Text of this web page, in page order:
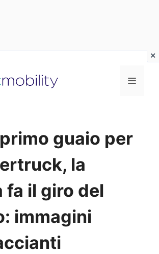
Menu
guaio per
la
fa il giro del
immagini